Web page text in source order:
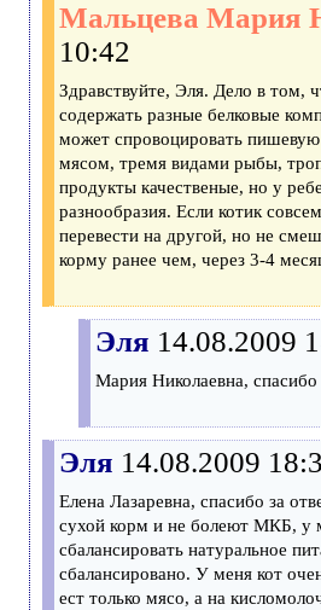
Мальцева Мария
10:42
Здравствуйте, Эля. Дело в том,
содержать разные белковые
может спровоцировать
мясом, тремя видами рыбы,
продукты качественые, но у
разнообразия. Если котик
перевести на другой, но не
корму ранее чем, через 3-4
Эля 14.08.2009
Мария Николаевна, спасибо
Эля 14.08.2009
Елена Лазаревна, спасибо за
сухой корм и не болеют МКБ, у
сбалансировать натуральное
сбалансировано. У меня кот
ест только мясо, а на